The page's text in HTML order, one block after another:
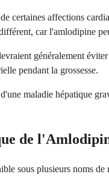
certaines affections
car l'amlodipine
généralement
pendant la grossesse.
maladie hépatique
de
sous plusieurs noms